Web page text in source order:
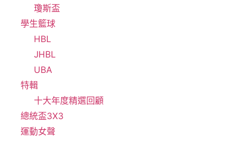
瓊斯盃
學生籃球
HBL
JHBL
UBA
特輯
十大年度精選回顧
總統盃3X3
運動女聲